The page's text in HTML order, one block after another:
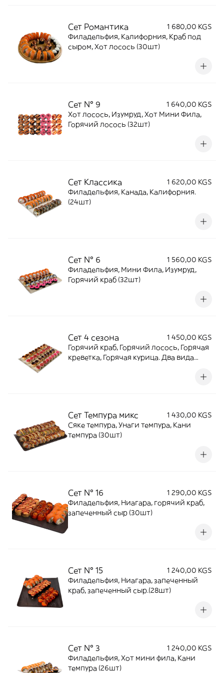
Сет Романтика
1 680,00 KGS
Филадельфия, Калифорния, Краб под
сыром, Хот лосось (30шт)
Сет № 9
1 640,00 KGS
Хот лосось, Изумруд, Хот Мини Фила,
Горячий лосось (32шт)
Сет Классика
1 620,00 KGS
Филадельфия, Канада, Калифорния.
(24шт)
Сет № 6
1 560,00 KGS
Филадельфия, Мини Фила, Изумруд,
Горячий краб (32шт)
Сет 4 сезона
1 450,00 KGS
Горячий краб, Горячий лосось, Горячая
креветка, Горячая курица. Два вида
Сет Темпура микс
1 430,00 KGS
Сяке темпура, Унаги темпура, Кани
темпура (30шт)
Сет № 16
1 290,00 KGS
Филадельфия, Ниагара, горячий краб,
запеченный сыр (30шт)
Сет № 15
1 240,00 KGS
Филадельфия, Ниагара, запеченный
краб, запеченный сыр.(28шт)
Сет № 3
1 240,00 KGS
Филадельфия, Хот мини фила, Кани
темпура (26шт)